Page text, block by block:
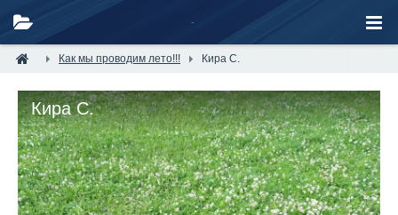
Как мы проводим лето!!! Кира С.
Кира С.